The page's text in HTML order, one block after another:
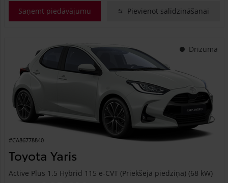
Saņemt piedāvājumu Pievienot salīdzināšanai
Drīzumā
#CA86778840
Toyota Yaris
Active Plus 1.5 Hybrid 115 e-CVT (Priekšējā piedziņa) (68 kW)